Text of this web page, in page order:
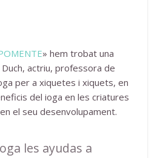
» hem trobat una
actriu, professora de
per a xiquetes i xiquets, en
del ioga en les criatures
el seu desenvolupament.
les ayudas a